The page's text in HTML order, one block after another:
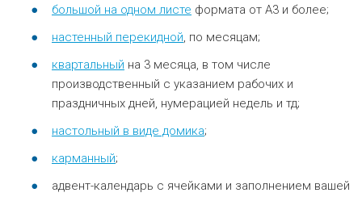
большой на одном листе формата от А3 и более;
настенный перекидной, по месяцам;
квартальный на 3 месяца, в том числе
производственный с указанием рабочих и
праздничных дней, нумерацией недель и тд;
настольный в виде домика;
карманный;
адвент-календарь с ячейками и заполнением вашей